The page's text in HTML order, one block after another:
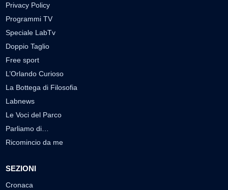
Privacy Policy
Programmi TV
Speciale LabTv
Doppio Taglio
Free sport
L’Orlando Curioso
La Bottega di Filosofia
Labnews
Le Voci del Parco
Parliamo di…
Ricomincio da me
SEZIONI
Cronaca